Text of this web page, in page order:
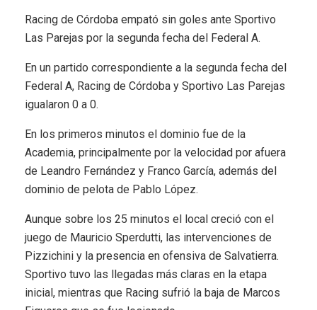
Racing de Córdoba empató sin goles ante Sportivo
Las Parejas por la segunda fecha del Federal A.
En un partido correspondiente a la segunda fecha del
Federal A, Racing de Córdoba y Sportivo Las Parejas
igualaron 0 a 0.
En los primeros minutos el dominio fue de la
Academia, principalmente por la velocidad por afuera
de Leandro Fernández y Franco García, además del
dominio de pelota de Pablo López.
Aunque sobre los 25 minutos el local creció con el
juego de Mauricio Sperdutti, las intervenciones de
Pizzichini y la presencia en ofensiva de Salvatierra.
Sportivo tuvo las llegadas más claras en la etapa
inicial, mientras que Racing sufrió la baja de Marcos